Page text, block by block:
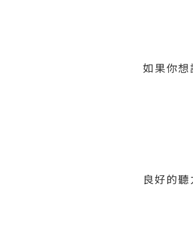
如果你
良好的